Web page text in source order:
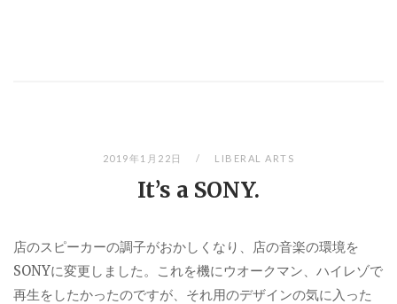
2019年1月22日 LIBERAL ARTS
It’s a SONY.
店のスピーカーの調子がおかしくなり、店の音楽の環境を
SONYに変更しました。これを機にウオークマン、ハイレゾで
再生をしたかったのですが、それ用のデザインの気に入った